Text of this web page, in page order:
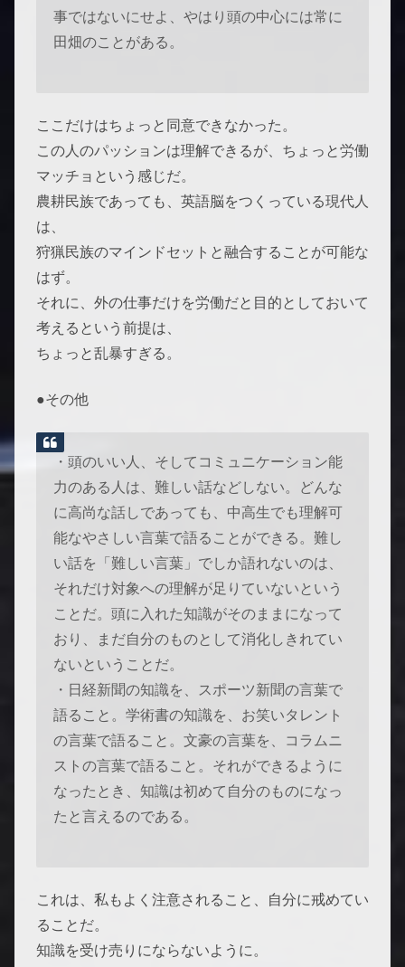
事ではないにせよ、やはり頭の中心には常に
田畑のことがある。
ここだけはちょっと同意できなかった。
この人のパッションは理解できるが、ちょっと労働
マッチョという感じだ。
農耕民族であっても、英語脳をつくっている現代人
は、
狩猟民族のマインドセットと融合することが可能な
はず。
それに、外の仕事だけを労働だと目的としておいて
考えるという前提は、
ちょっと乱暴すぎる。
●その他
・頭のいい人、そしてコミュニケーション能
力のある人は、難しい話などしない。どんな
に高尚な話しであっても、中高生でも理解可
能なやさしい言葉で語ることができる。難し
い話を「難しい言葉」でしか語れないのは、
それだけ対象への理解が足りていないという
ことだ。頭に入れた知識がそのままになって
おり、まだ自分のものとして消化しきれてい
ないということだ。
・日経新聞の知識を、スポーツ新聞の言葉で
語ること。学術書の知識を、お笑いタレント
の言葉で語ること。文豪の言葉を、コラムニ
ストの言葉で語ること。それができるように
なったとき、知識は初めて自分のものになっ
たと言えるのである。
これは、私もよく注意されること、自分に戒めてい
ることだ。
知識を受け売りにならないように。